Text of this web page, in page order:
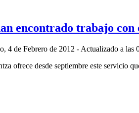
encontrado trabajo
4 de Febrero de 2012 - Actualizado a las
ofrece desde septiembre este servicio